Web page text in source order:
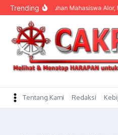
content
TrendingMahasiswa Alor, Mentan Amran
Tentang Kami Redaksi